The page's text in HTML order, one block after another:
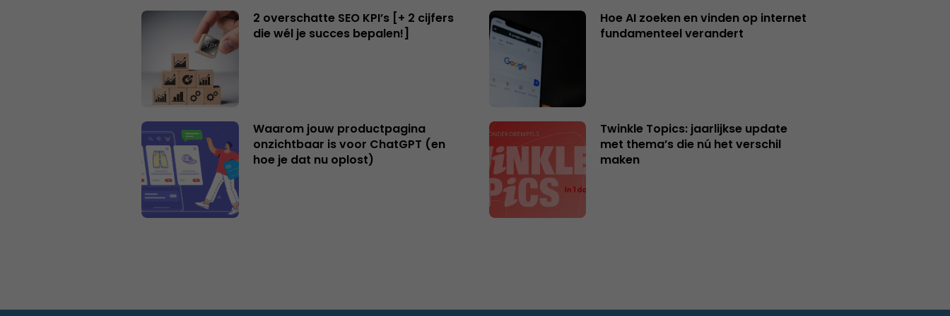
2 overschatte SEO KPI’s [+ 2 cijfers
die wél je succes bepalen!]
Hoe AI zoeken en vinden op internet
fundamenteel verandert
Waarom jouw productpagina
onzichtbaar is voor ChatGPT (en
hoe je dat nu oplost)
Twinkle Topics: jaarlijkse update
met thema’s die nú het verschil
maken